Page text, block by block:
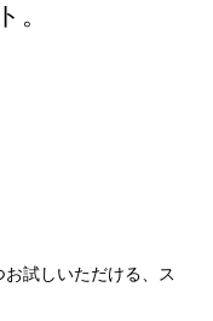
。
試しいただける、ス